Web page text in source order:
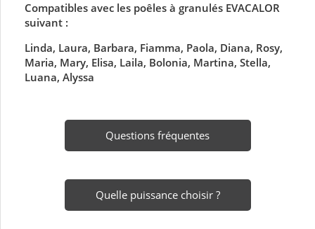
Compatibles avec les poêles à granulés EVACALOR
suivant :
Linda, Laura, Barbara, Fiamma, Paola, Diana, Rosy,
Maria, Mary, Elisa, Laila, Bolonia, Martina, Stella,
Luana, Alyssa
Questions fréquentes
Quelle puissance choisir ?